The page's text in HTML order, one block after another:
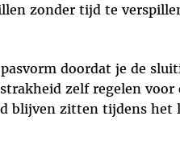
zonder tijd te
doordat je de
zelf regelen
blijven zitten tijdens het